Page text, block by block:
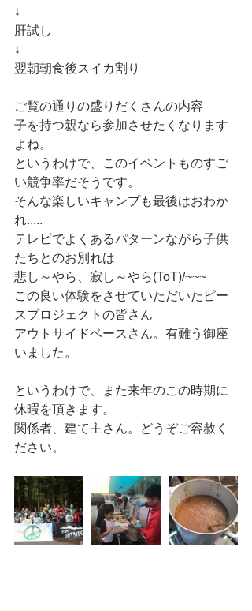
↓
肝試し
↓
翌朝朝食後スイカ割り
ご覧の通りの盛りだくさんの内容
子を持つ親なら参加させたくなります
よね。
というわけで、このイベントものすご
い競争率だそうです。
そんな楽しいキャンプも最後はおわか
れ.....
テレビでよくあるパターンながら子供
たちとのお別れは
悲し～やら、寂し～やら(ToT)/~~~
この良い体験をさせていただいたピー
スプロジェクトの皆さん
アウトサイドベースさん。有難う御座
いました。
というわけで、また来年のこの時期に
休暇を頂きます。
関係者、建て主さん。どうぞご容赦く
ださい。